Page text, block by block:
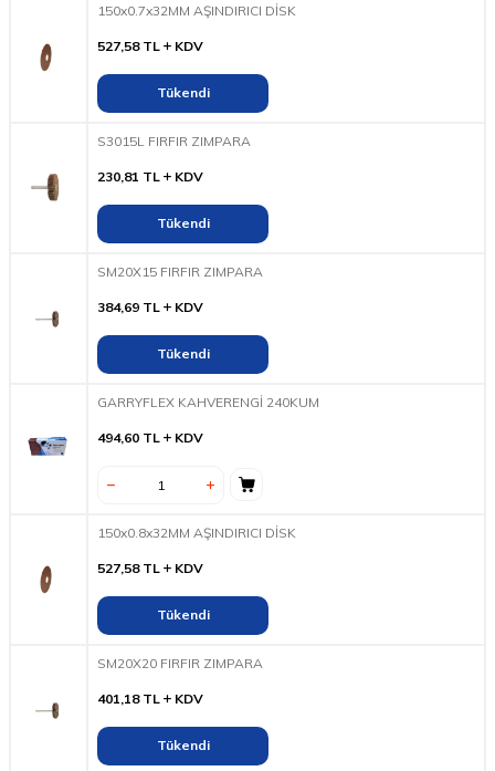
150x0.7x32MM AŞINDIRICI DİSK
527,58TL KDV
Tükendi
S3015L FIRFIR ZIMPARA
230,81 TL KDV
Tükendi
SM20X15 FIRFIR ZIMPARA
384,69 TL KDV
Tükendi
GARRYFLEX KAHVERENGİ 240KUM
494,60 TL KDV
150x0.8x32MM AŞINDIRICI DİSK
527,58TL KDV
Tükendi
SM20X20 FIRFIR ZIMPARA
401,18TL KDV
Tükendi